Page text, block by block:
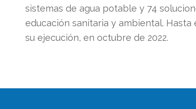
sistemas de agua potable y 74
educación sanitaria y ambiental.
su ejecución, en octubre de 2022.